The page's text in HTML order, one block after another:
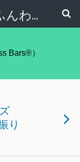
心と身体と文章と♪ふんわりシンプルライフ講座 【西宮・宝塚】
Bars®）
り